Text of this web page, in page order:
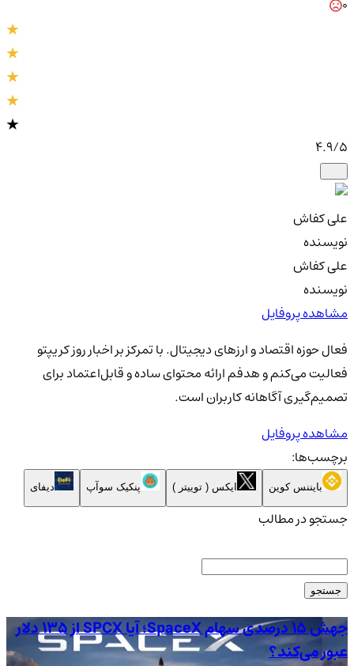
4.9/5
علی کفاش
نویسنده
علی کفاش
نویسنده
مشاهده پروفایل
فعال حوزه اقتصاد و ارزهای دیجیتال. با تمرکز بر اخبار روز کریپتو
فعالیت می‌کنم و هدفم ارائه محتوای ساده و قابل‌اعتماد برای
تصمیم‌گیری آگاهانه کاربران است.
مشاهده پروفایل
برچسب‌ها:
بایننس کوین ایکس ( توییتر ) پنکیک سوآپ دیفای
جستجو در مطالب
جستجو
جهش ۱۵ درصدی سهام SpaceX؛ آیا SPCX از ۱۳۵ دلار
عبور می‌کند؟